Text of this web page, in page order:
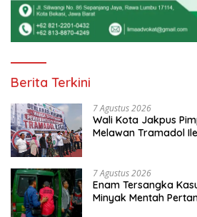
Berita Terkini
7 Agustus 2026
Wali Kota Jakpus
Melawan Tramadol
7 Agustus 2026
Enam Tersangka
Minyak Mentah